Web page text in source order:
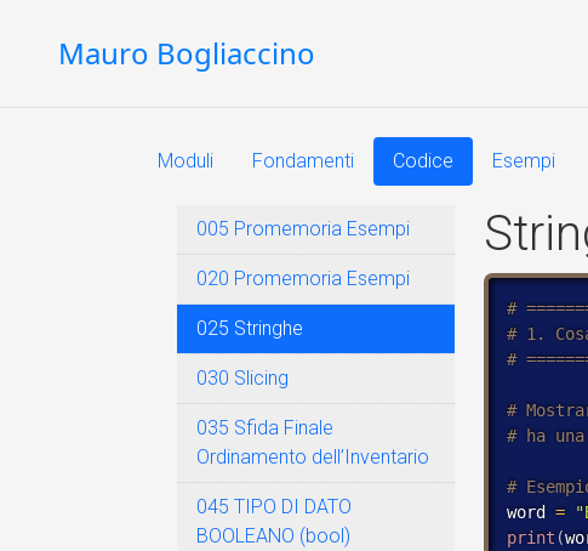
Mauro Bogliaccino
Moduli Fondamenti Codice Esempi
005 Promemoria Esempi
020 Promemoria Esempi
025 Stringhe
030 Slicing
035 Sfida Finale
Ordinamento dell’Inventario
045 TIPO DI DATO
BOOLEANO (bool)
word =
print (